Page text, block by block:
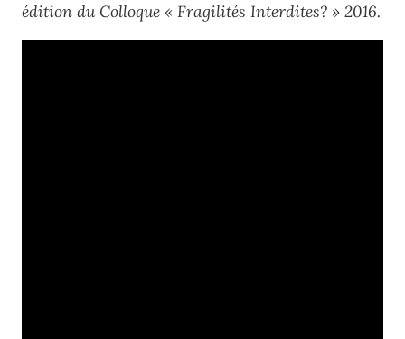
édition du Colloque « Fragilités Interdites? » 2016.